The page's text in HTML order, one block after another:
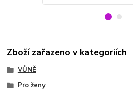
Zboží zařazeno v kategoriích
VŮNĚ
Pro ženy